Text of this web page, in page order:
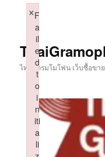
ไทยแกรมโมโฟน เว็บซื้อขา
F
a
il
e
d
t
o
i
n
iti
a
li
×